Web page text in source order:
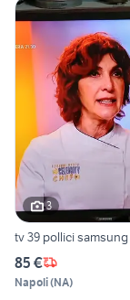
3
tv 39 pollici samsung
85 €
Napoli(NA)